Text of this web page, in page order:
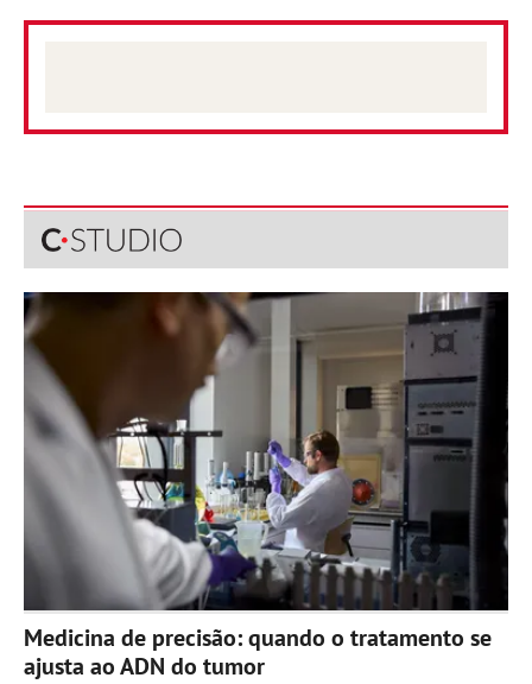
Medicina de precisão: quando o tratamento se
ajusta ao ADN do tumor